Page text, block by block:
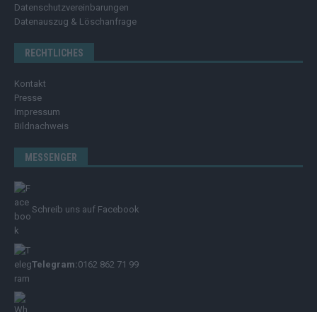
Datenschutzvereinbarungen
Datenauszug & Löschanfrage
RECHTLICHES
Kontakt
Presse
Impressum
Bildnachweis
MESSENGER
Schreib uns auf Facebook
Telegram:0162 862 71 99